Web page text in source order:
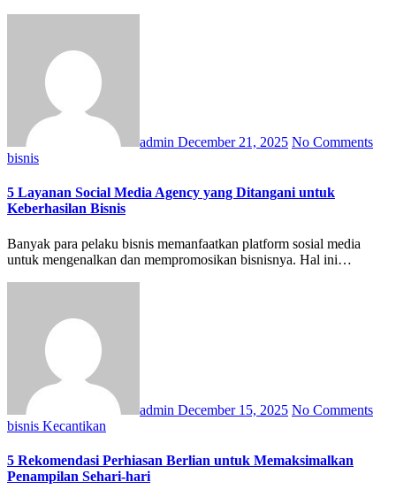
admin December 21, 2025 No Comments
bisnis
5 Layanan Social Media Agency yang Ditangani untuk
Keberhasilan Bisnis
Banyak para pelaku bisnis memanfaatkan platform sosial media
untuk mengenalkan dan mempromosikan bisnisnya. Hal ini…
admin December 15, 2025 No Comments
bisnis Kecantikan
5 Rekomendasi Perhiasan Berlian untuk Memaksimalkan
Penampilan Sehari-hari